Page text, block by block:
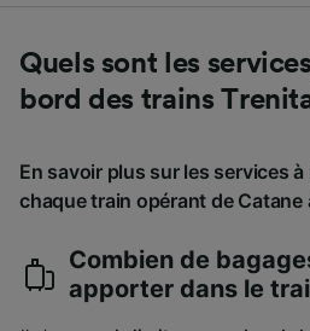
Quels sont les
bord des trains
En savoir plus sur les services
chaque train opérant de Catane
Combien de
apporter dans le